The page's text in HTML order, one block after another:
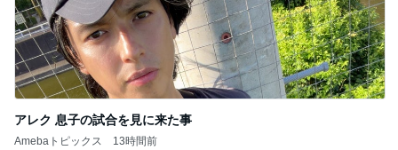
アレク 息子の試合を見に来た事
Amebaトピックス 13時間前